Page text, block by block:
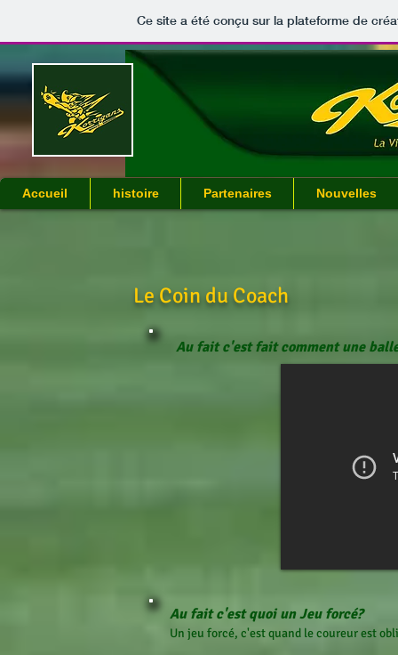
Ce site a été conçu sur la plateforme de
Baseball vitré
Accueil histoire Partenaires Nouvelles
Le Coin du Coach
Au fait c'est fait comment une
Au fait c'est quoi un Jeu forcé?
Un jeu forcé, c'est quand le coureur est